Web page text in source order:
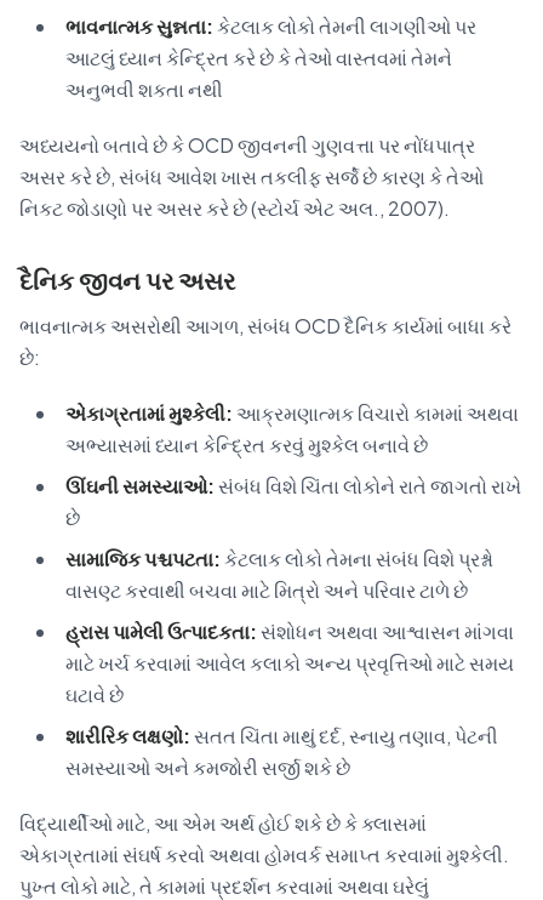
ભાવનાત્મક સુન્નતા: કેટલાક લોકો તેમની લાગણીઓ પર
આટલું ધ્યાન કેન્દ્રિત કરે છે કે તેઓ વાસ્તવમાં તેમને
અનુભવી શકતા નથી
અધ્યયનો બતાવે છે કે OCD જીવનની ગુણવત્તા પર નોંધપાત્ર
અસર કરે છે, સંબંધ આવેશ ખાસ તકલીફ સર્જે છે કારણ કે તેઓ
નિકટ જોડાણો પર અસર કરે છે (સ્ટોર્ચ એટ અલ., 2007).
દૈનિક જીવન પર અસર
ભાવનાત્મક અસરોથી આગળ, સંબંધ OCD દૈનિક કાર્યમાં બાધા કરે
છે:
એકાગ્રતામાં મુશ્કેલી: આક્રમણાત્મક વિચારો કામમાં અથવા
અભ્યાસમાં ધ્યાન કેન્દ્રિત કરવું મુશ્કેલ બનાવે છે
ઊંઘની સમસ્યાઓ:સંબંધ વિશે ચિંતા લોકોને રાતે જાગતો રાખે
છે
સામાજિક પશ્ચપટતા: કેટલાક લોકો તેમના સંબંધ વિશે પ્રશ્નો
વાસણ્ટ કરવાથી બચવા માટે મિત્રો અને પરિવાર ટાળે છે
હ્રાસ પામેલી ઉત્પાદકતા:સંશોધન અથવા આશ્વાસન માંગવા
માટે ખર્ચ કરવામાં આવેલ કલાકો અન્ય પ્રવૃત્તિઓ માટે સમય
ઘટાવે છે
શારીરિક લક્ષણો:સતત ચિંતા માથું દર્દ, સ્નાયુ તણાવ, પેટની
સમસ્યાઓ અને કમજોરી સર્જી શકે છે
વિદ્યાર્થીઓ માટે, આ એમ અર્થ હોઈ શકે છે કે ક્લાસમાં
એકાગ્રતામાં સંઘર્ષ કરવો અથવા હોમવર્ક સમાપ્ત કરવામાં મુશ્કેલી.
પુખ્ત લોકો માટે, તે કામમાં પ્રદર્શન કરવામાં અથવા ઘરેલું